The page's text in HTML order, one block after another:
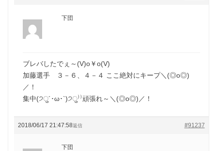
下団
ブレバしたでぇ～(V)o￥o(V)
加藤選手 ３－６、４－４ ここ絶対にキープ＼(◎o◎)
／！
集中(੭ु´･ω･`)੭ु⁾⁾頑張れ～＼(◎o◎)／！
2018/06/17 21:47:58 #91237
返信
下団